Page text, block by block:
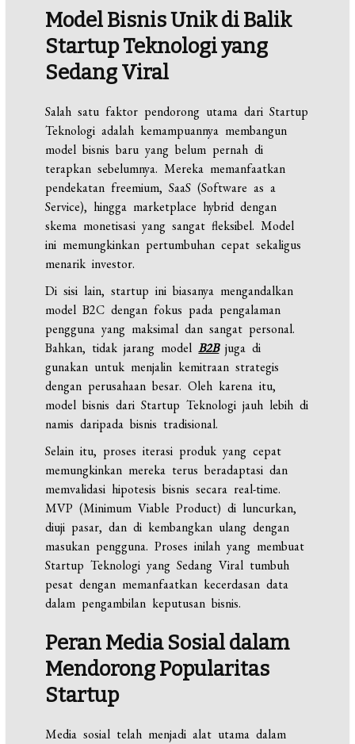
Model Bisnis Unik di Balik
Startup Teknologi yang
Sedang Viral
Salah satu faktor pendorong utama dari Startup
Teknologi adalah kemampuannya membangun
model bisnis baru yang belum pernah di
terapkan sebelumnya. Mereka memanfaatkan
pendekatan freemium, SaaS (Software as a
Service), hingga marketplace hybrid dengan
skema monetisasi yang sangat fleksibel. Model
ini memungkinkan pertumbuhan cepat sekaligus
menarik investor.
Di sisi lain, startup ini biasanya mengandalkan
model B2C dengan fokus pada pengalaman
pengguna yang maksimal dan sangat personal.
Bahkan, tidak jarang modelB2Bjuga di
gunakan untuk menjalin kemitraan strategis
dengan perusahaan besar. Oleh karena itu,
model bisnis dari Startup Teknologi jauh lebih di
namis daripada bisnis tradisional.
Selain itu, proses iterasi produk yang cepat
memungkinkan mereka terus beradaptasi dan
memvalidasi hipotesis bisnis secara real-time.
MVP (Minimum Viable Product) di luncurkan,
diuji pasar, dan di kembangkan ulang dengan
masukan pengguna. Proses inilah yang membuat
Startup Teknologi yang Sedang Viral tumbuh
pesat dengan memanfaatkan kecerdasan data
dalam pengambilan keputusan bisnis.
Peran Media Sosial dalam
Mendorong Popularitas
Startup
Media sosial telah menjadi alat utama dalam